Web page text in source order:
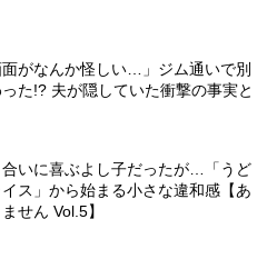
面がなんか怪しい…」ジム通いで別
た!? 夫が隠していた衝撃の事実と
いに喜ぶよし子だったが…「うど
ス」から始まる小さな違和感【あ
せん Vol.5】